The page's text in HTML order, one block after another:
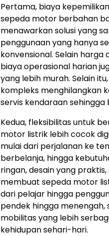
Pertama, biaya
sepeda motor berbahan
menawarkan solusi yang
penggunaan yang hanya
konvensional. Selain
biaya operasional harian
yang lebih murah. Selain
kompleks menghilangkan
servis kendaraan
Kedua, fleksibilitas untuk
motor listrik lebih cocok
mulai dari perjalanan ke
berbelanja, hingga
ringan, desain yang
membuat sepeda motor
dari pelajar hingga
pendek hingga menengah,
mobilitas yang lebih
kehidupan sehari-hari.